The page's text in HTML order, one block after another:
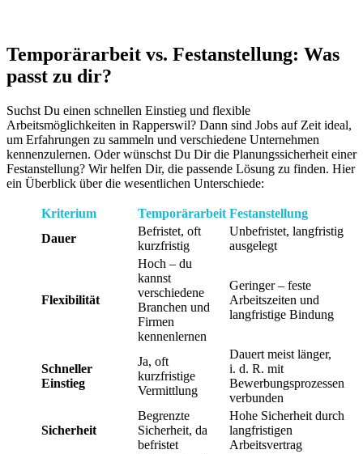
Temporärarbeit vs. Festanstellung: Was
passt zu dir?
Suchst Du einen schnellen Einstieg und flexible
Arbeitsmöglichkeiten in Rapperswil? Dann sind Jobs auf Zeit ideal,
um Erfahrungen zu sammeln und verschiedene Unternehmen
kennenzulernen. Oder wünschst Du Dir die Planungssicherheit einer
Festanstellung? Wir helfen Dir, die passende Lösung zu finden. Hier
ein Überblick über die wesentlichen Unterschiede:
Kriterium Temporärarbeit Festanstellung
Dauer
Befristet, oft
kurzfristig
Unbefristet, langfristig
ausgelegt
Flexibilität
Hoch – du
kannst
verschiedene
Branchen und
Firmen
kennenlernen
Geringer – feste
Arbeitszeiten und
langfristige Bindung
Schneller
Einstieg
Ja, oft
kurzfristige
Vermittlung
Dauert meist länger,
i. d. R. mit
Bewerbungsprozessen
verbunden
Sicherheit
Begrenzte
Sicherheit, da
befristet
Hohe Sicherheit durch
langfristigen
Arbeitsvertrag